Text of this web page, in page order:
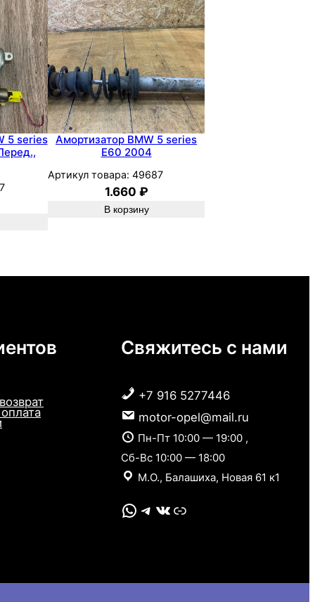
5 series
Амортизатор BMW 5 series
E60 2004
Артикул товара: 49687
1.660 ₽
В корзину
Свяжитесь с нами
+7 916 5277446
motor-opel@mail.ru
Пн-Пт 10:00 — 19:00 ,
Сб-Вс 10:00 — 18:00
М.О., Балашиха, Новая 61 к1
WhatsApp Telegram VK Link